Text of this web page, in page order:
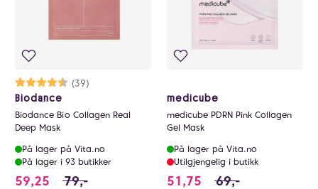
Karakter:
(39)
4.4 av 5 mulige
Biodance
Biodance Bio Collagen Real
Deep Mask
På lager på Vita.no
På lager i 93 butikker
59,25 59.25 i stedet for 79 NOK, du sparer 19.75
79,-
medicube
medicube PDRN Pink Collagen
Gel Mask
På lager på Vita.no
Utilgjengelig i butikk
51,75 51.75 i stedet for
69,-